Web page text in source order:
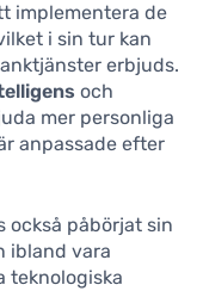
implementera de
i sin tur kan
erbjuds.
och
mer personliga
anpassade efter
också påbörjat sin
ibland vara
teknologiska